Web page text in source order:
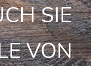
SIE
VON